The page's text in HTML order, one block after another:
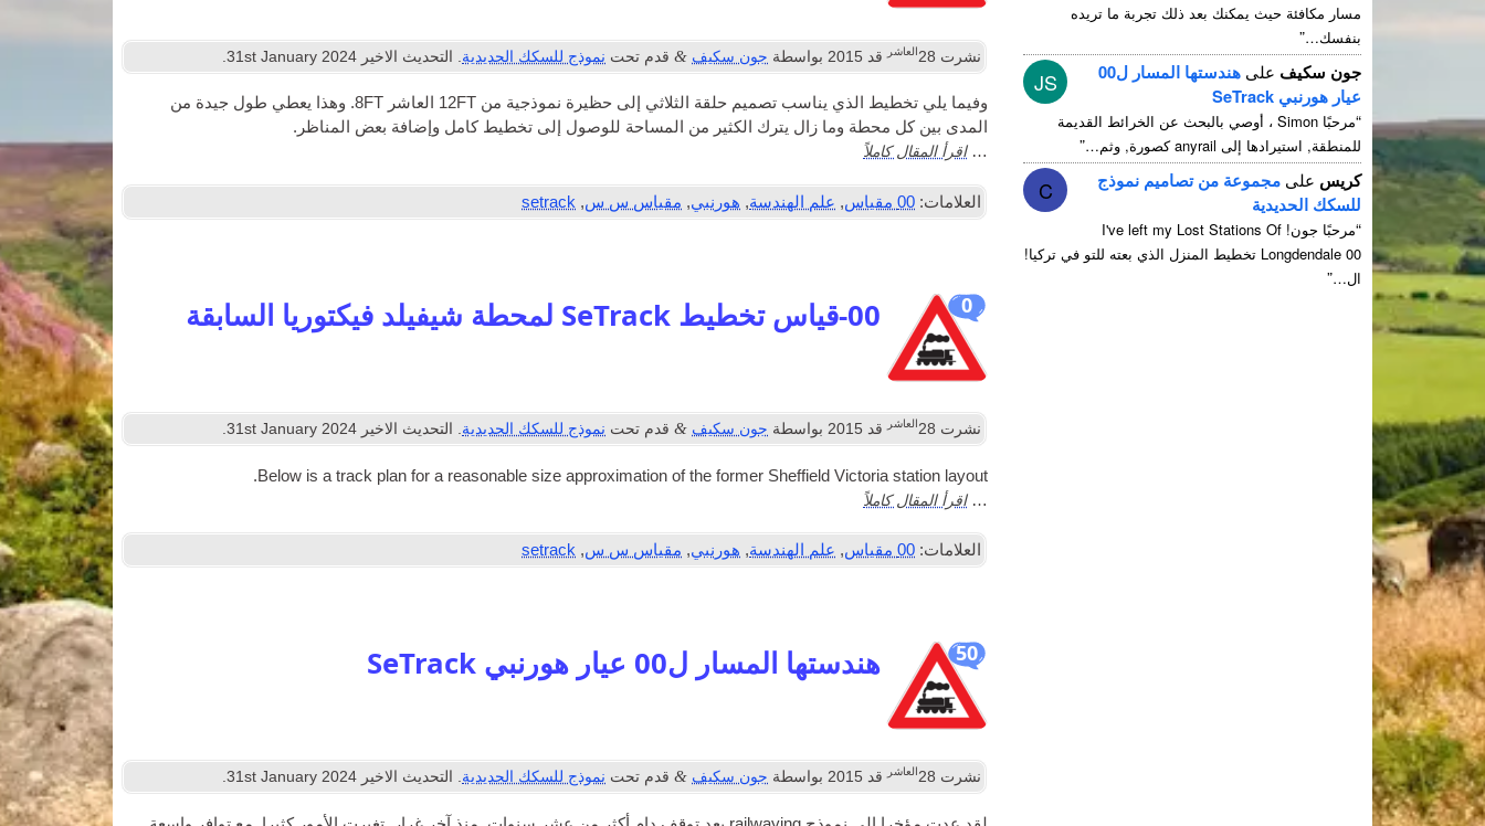
نشرت 28العاشر قد 2015 بواسطة جون سكيف &قدم تحت نموذج للسكك الحديدية . التحديث الاخير 31st January 2024
.
وفيما يلي تخطيط الذي يناسب تصميم حلقة الثلاثي إلى حظيرة نموذجية من 12FT العاشر 8FT. وهذا يعطي طول جيدة من
المدى بين كل محطة وما زال يترك الكثير من المساحة للوصول إلى تخطيط كامل وإضافة بعض المناظر.
…اقرأ المقال كاملاً
العلامات: 00 مقياس , علم الهندسة, هورنبي, مقياس س س,
setrack
0 00-قياس تخطيط SeTrack لمحطة شيفيلد فيكتوريا السابقة
نشرت 28العاشر قد 2015 بواسطة جون سكيف &قدم تحت نموذج للسكك الحديدية . التحديث الاخير 31st January 2024
.
Below is a track plan for a reas­on­able size approx­im­a­tion of the former Shef­field Vic­tor­ia sta­tion layout
.
…اقرأ المقال كاملاً
العلامات: 00 مقياس , علم الهندسة, هورنبي, مقياس س س,
setrack
50 هندستها المسار ل00 عيار هورنبي SeTrack
نشرت 28العاشر قد 2015 بواسطة جون سكيف &قدم تحت نموذج للسكك الحديدية. التحديث الاخير 31st January 2024
.
مسار مكافئة حيث يمكنك بعد ذلك تجربة ما تريده
بنفسك…”
JS جون سكيف على
هندستها المسار ل00
عيار هورنبي SeTrack
“
مرحبًا Simon ، أوصي بالبحث عن الخرائط القديمة
للمنطقة, استيرادها إلى anyrail كصورة, وثم…
”
C كريس على مجموعة من تصاميم نموذج
للسكك الحديدية
“مرحبًا جون! I've left my Lost Stations Of
Longdendale 00 تخطيط المنزل الذي بعته للتو في تركيا!
ال…”